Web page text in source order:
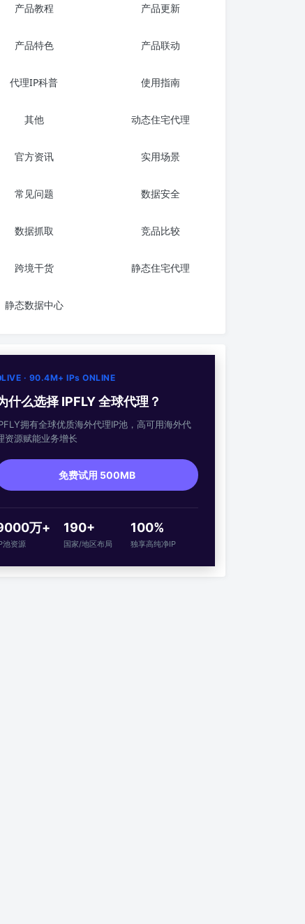
产品教程 产品更新
产品特色 产品联动
代理IP科普 使用指南
其他 动态住宅代理
官方资讯 实用场景
常见问题 数据安全
数据抓取 竞品比较
跨境干货 静态住宅代理
静态数据中心
LIVE · 90.4M+ IPs ONLINE
什么选择 IPFLY 全球代理？
拥有全球优质海外代理IP池，高可用海外代
资源赋能业务增长
免费试用 500MB
万+
池资源
190+
国家/地区布局
100%
独享高纯净IP